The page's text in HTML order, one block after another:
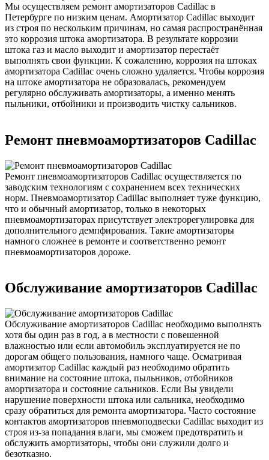
Мы осуществляем ремонт амортизаторов Cadillac в
Петербурге по низким ценам. Амортизатор Cadillac выходит
из строя по нескольким причинам, но самая распространённая
это коррозия штока амортизатора. В результате коррозии
штока газ и масло выходит и амортизатор перестаёт
выполнять свои функции. К сожалению, коррозия на штоках
амортизатора Cadillac очень сложно удаляется. Чтобы коррозия
на штоке амортизатора не образовалась, рекомендуем
регулярно обслуживать амортизаторы, а именно менять
пыльники, отбойники и производить чистку сальников.
Ремонт пневмоамортизаторов Cadillac
Ремонт пневмоамортизаторов Cadillac осуществляется по
заводским технологиям с сохранением всех технических
норм. Пневмоамортизатор Cadillac выполняет туже функцию,
что и обычный амортизатор, только в некоторых
пневмоамортизаторах присутствует электрорегулировка для
дополнительного демпфирования. Такие амортизаторы
намного сложнее в ремонте и соответственно ремонт
пневмоамортизаторов дороже.
Обслуживание амортизаторов Cadillac
Обслуживание амортизаторов Cadillac необходимо выполнять
хотя бы один раз в год, а в местности с повешенной
влажностью или если автомобиль эксплуатируется не по
дорогам общего пользования, намного чаще. Осматривая
амортизатор Cadillac каждый раз необходимо обратить
внимание на состояние штока, пыльников, отбойников
амортизатора и состояние сальников. Если Вы увидели
нарушение поверхности штока или сальника, необходимо
сразу обратиться для ремонта амортизатора. Часто состояние
контактов амортизаторов пневмоподвески Cadillac выходит из
строя из-за попадания влаги, мы сможем предотвратить и
обслужить амортизаторы, чтобы они служили долго и
безотказно.